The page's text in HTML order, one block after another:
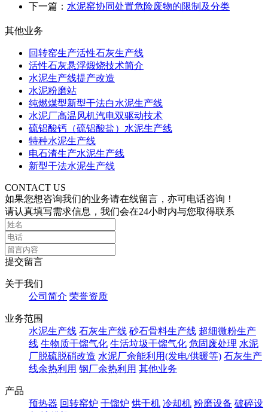
下一篇： 水泥窑协同处置危险废物的限制及分类
其他业务
回转窑生产活性石灰生产线
活性石灰悬浮煅烧技术简介
水泥生产线提产改造
水泥粉磨站
纯燃煤型新型干法白水泥生产线
水泥厂高温风机汽电双驱动技术
硫铝酸钙（硫铝酸盐）水泥生产线
特种水泥生产线
电石渣生产水泥生产线
新型干法水泥生产线
CONTACT US
如果您想咨询我们的业务请在线留言，亦可电话咨询！
请认真填写需求信息，我们会在24小时内与您取得联系
提交留言
关于我们
公司简介 荣誉资质
业务范围
水泥生产线 石灰生产线 砂石骨料生产线 超细微粉生产
线 生物质干馏气化 生活垃圾干馏气化 危固废处理 水泥
厂脱硫脱硝改造 水泥厂余能利用(发电/供暖等) 石灰生产
线余热利用 钢厂余热利用 其他业务
产品
预热器 回转窑炉 干馏炉 烘干机 冷却机 粉磨设备 破碎设